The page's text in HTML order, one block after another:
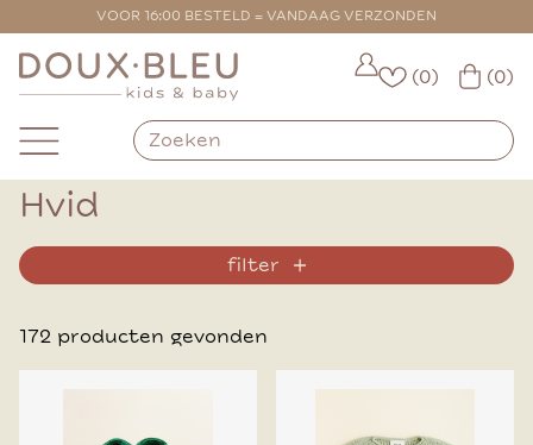
VOOR 16:00 BESTELD = VANDAAG VERZONDEN
(0) (0)
Hvid
filter
172 producten gevonden